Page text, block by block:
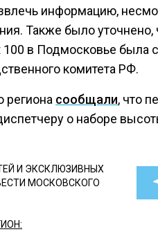
информацию,
Также было уточнено,
100 в Подмосковье была
комитета РФ.
региона сообщали, что
о наборе
И ЭКСКЛЮЗИВНЫХ
МОСКОВСКОГО